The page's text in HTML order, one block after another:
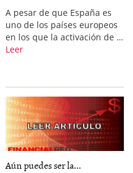
A pesar de que España es
uno de los países europeos
en los que la activación de …
Leer
Aún puedes ser la...